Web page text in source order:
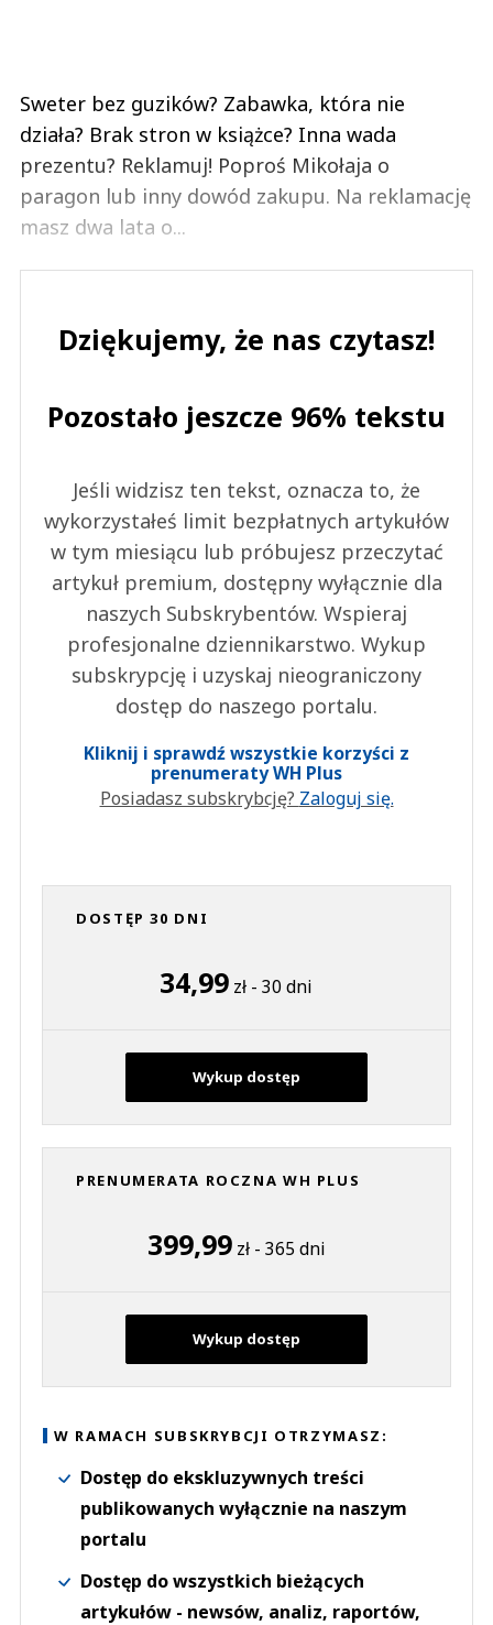
Sweter bez guzików? Zabawka, która nie
działa? Brak stron w książce? Inna wada
prezentu? Reklamuj! Poproś Mikołaja o
paragon lub inny dowód zakupu. Na reklamację
masz dwa lata o...
Dziękujemy, że nas czytasz!
Pozostało jeszcze 96% tekstu
Jeśli widzisz ten tekst, oznacza to, że
wykorzystałeś limit bezpłatnych artykułów
w tym miesiącu lub próbujesz przeczytać
artykuł premium, dostępny wyłącznie dla
naszych Subskrybentów. Wspieraj
profesjonalne dziennikarstwo. Wykup
subskrypcję i uzyskaj nieograniczony
dostęp do naszego portalu.
Kliknij i sprawdź wszystkie korzyści z
prenumeraty WH Plus
Posiadasz subskrybcję? Zaloguj się.
DOSTĘP 30 DNI
34,99 zł - 30 dni
Wykup dostęp
PRENUMERATA ROCZNA WH PLUS
399,99zł - 365 dni
Wykup dostęp
W RAMACH SUBSKRYBCJI OTRZYMASZ:
Dostęp do ekskluzywnych treści
publikowanych wyłącznie na naszym
portalu
Dostęp do wszystkich bieżących
artykułów - newsów, analiz, raportów,